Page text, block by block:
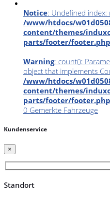
Notice: Undefined index:
/www/htdocs/
content/themes/
parts/footer/footer.php
Warning: count():
object that implements
/www/htdocs/
content/themes/
parts/footer/footer.php
0 Gemerkte Fahrzeuge
Kundenservice
×
Standort